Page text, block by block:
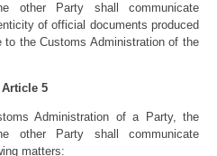
other Party shall communicate
of official documents produced
the Customs Administration of the
Article 5
Administration of a Party, the
other Party shall communicate
matters: